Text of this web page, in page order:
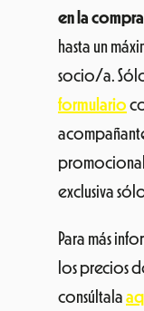
en la
hasta un
socio/a.
formulario
promocional
exclusiva
Para más
los precios
consúltala